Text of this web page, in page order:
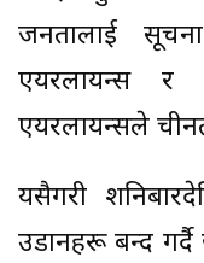
जनतालाई
एयरलायन्स र
एयरलायन्सले
यसैगरी
उडानहरू बन्द